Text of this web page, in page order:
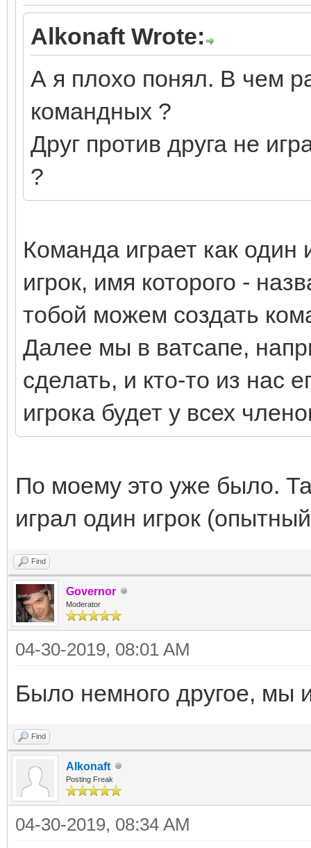
Alkonaft Wrote:
А я плохо понял. В чем
командных ?
Друг против друга не
?
Команда играет как
игрок, имя которого -
тобой можем создать
Далее мы в ватсапе,
сделать, и кто-то из нас
игрока будет у всех
По моему это уже было.
играл один игрок
Find
Governor
Moderator
04-30-2019, 08:01 AM
Было немного другое, мы
Find
Alkonaft
Posting Freak
04-30-2019, 08:34 AM